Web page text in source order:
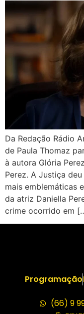
Da Redação Rádio
de Paula Thomaz
à autora Glória
Perez. A Justiça
mais emblemáticas
da atriz Daniella
crime ocorrido em
Programação
(66) 9